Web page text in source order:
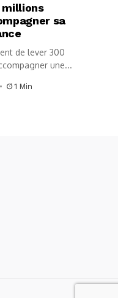
millions
sa
de lever 300
une...
1 Min